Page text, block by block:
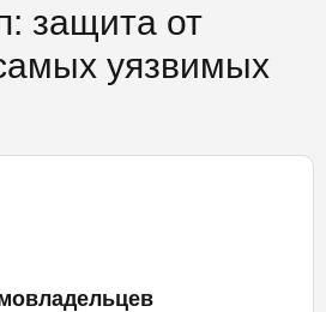
защита от
уязвимых